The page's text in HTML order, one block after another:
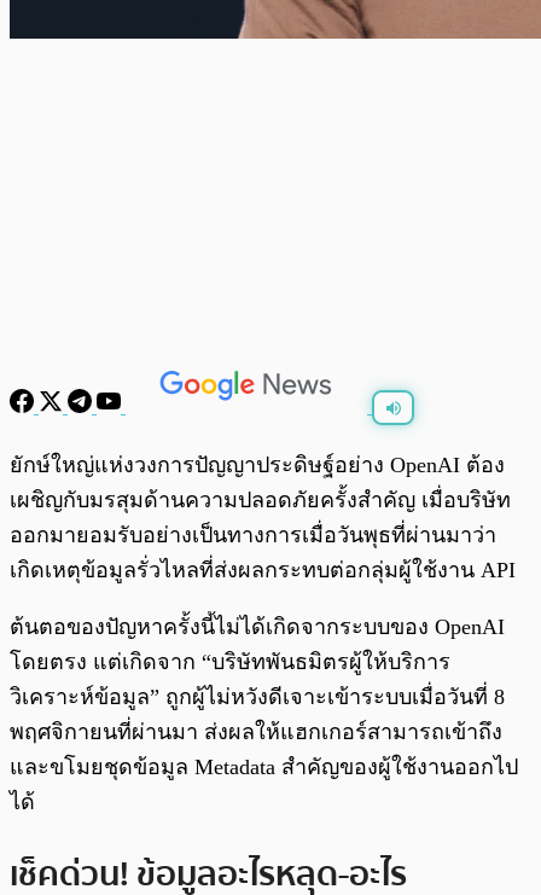
พร้อมเล่น 0:00
ยักษ์ใหญ่แห่งวงการปัญญาประดิษฐ์อย่าง OpenAI ต้อง
เผชิญกับมรสุมด้านความปลอดภัยครั้งสำคัญ เมื่อบริษัท
ออกมายอมรับอย่างเป็นทางการเมื่อวันพุธที่ผ่านมาว่า
เกิดเหตุข้อมูลรั่วไหลที่ส่งผลกระทบต่อกลุ่มผู้ใช้งาน API
ต้นตอของปัญหาครั้งนี้ไม่ได้เกิดจากระบบของ OpenAI
โดยตรง แต่เกิดจาก “บริษัทพันธมิตรผู้ให้บริการ
วิเคราะห์ข้อมูล” ถูกผู้ไม่หวังดีเจาะเข้าระบบเมื่อวันที่ 8
พฤศจิกายนที่ผ่านมา ส่งผลให้แฮกเกอร์สามารถเข้าถึง
และขโมยชุดข้อมูล Metadata สำคัญของผู้ใช้งานออกไป
ได้
เช็คด่วน! ข้อมูลอะไรหลุด-อะไร